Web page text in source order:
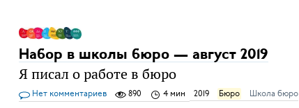
Набор в школы бюро — август 2019
Я писал о работе в бюро
Нет комментариев 890 4 мин 2019 Бюро Школа бюро